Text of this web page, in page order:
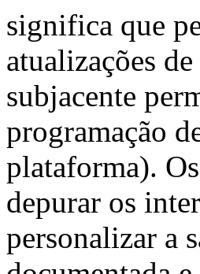
significa que
atualizações
subjacente
programação
plataforma).
depurar os
personalizar a